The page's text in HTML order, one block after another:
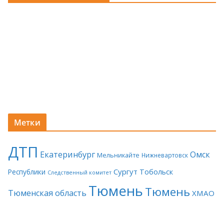
Метки
ДТП Екатеринбург Мельникайте Нижневартовск Омск
Республики Следственный комитет Сургут Тобольск
Тюменская область ТюменьТюмень ХМАО